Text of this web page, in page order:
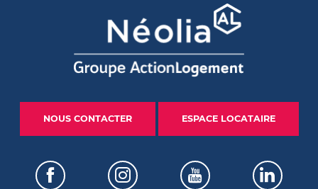
NOUS CONTACTER ESPACE LOCATAIRE